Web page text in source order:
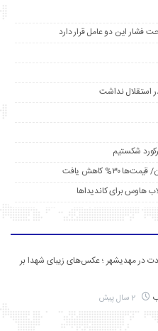
این دو عامل قرار دارد
استقلال نداشت
رکورد شکستیم
کاهش یافت
در مهدیشهر ؛ عکس‌های زیبای شهدا بر